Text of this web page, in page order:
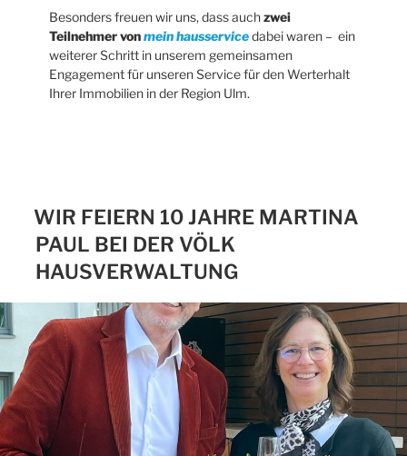
Besonders freuen wir uns, dass auchzwei
Teilnehmer vonmein hausservicedabei waren – ein
weiterer Schritt in unserem gemeinsamen
Engagement für unseren Service für den Werterhalt
Ihrer Immobilien in der Region Ulm.
WIR FEIERN 10 JAHRE MARTINA
PAUL BEI DER VÖLK
HAUSVERWALTUNG